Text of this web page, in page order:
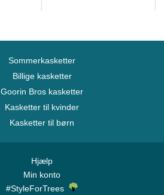
Sommerkasketter
Billige kasketter
Goorin Bros kasketter
Kasketter til kvinder
Kasketter til børn
Hjælp
Min konto
#StyleForTrees